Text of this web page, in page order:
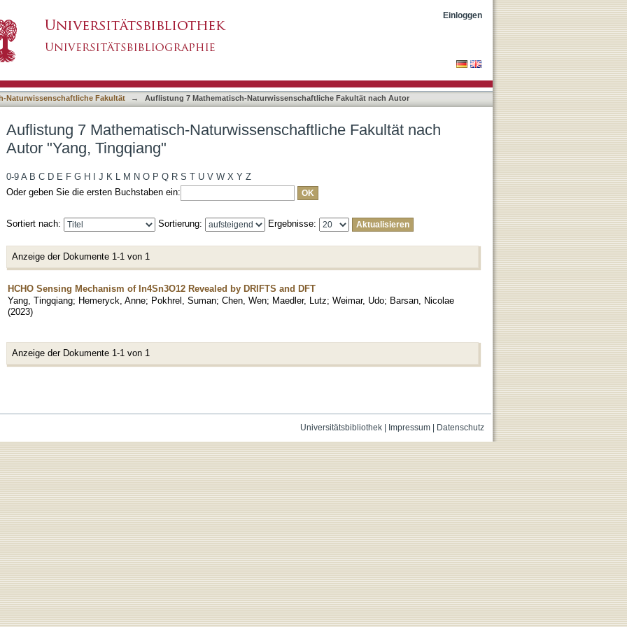
Einloggen
Naturwissenschaftliche Fakultät → Auflistung 7 Mathematisch-Naturwissenschaftliche Fakultät nach Autor
Auflistung 7 Mathematisch-Naturwissenschaftliche Fakultät nach
Autor "Yang, Tingqiang"
0-9 A B C D E F G H J K L M N O P Q R S T U V W X Y Z
Oder geben Sie die ersten Buchstaben ein:
Sortiert nach: Sortierung: Ergebnisse:
Anzeige der Dokumente 1-1 von 1
HCHO Sensing Mechanism of In4Sn3O12 Revealed by DRIFTS and DFT
Yang, Tingqiang; Hemeryck, Anne; Pokhrel, Suman; Chen, Wen; Maedler, Lutz; Weimar, Udo; Barsan, Nicolae
(2023)
Anzeige der Dokumente 1-1 von 1
Universitätsbibliothek| Impressum| Datenschutz